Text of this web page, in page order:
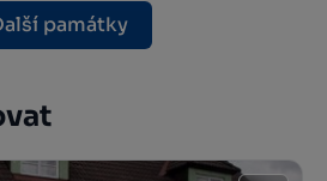
památky